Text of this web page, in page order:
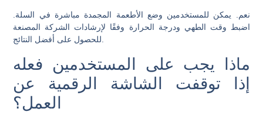
نعم. يمكن للمستخدمين وضع الأطعمة المجمدة مباشرة في السلة.
اضبط وقت الطهي ودرجة الحرارة وفقًا لإرشادات الشركة المصنعة
ماذا يجب على المستخدمين فعله
إذا توقفت الشاشة الرقمية عن
العمل؟